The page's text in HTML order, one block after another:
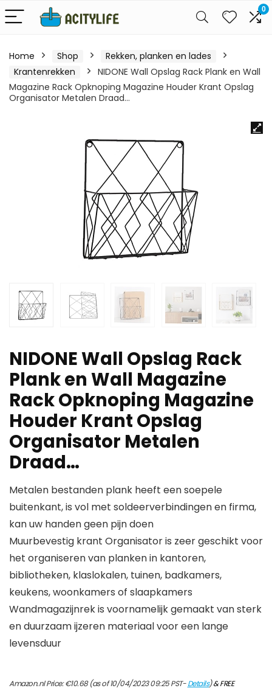
0
Home Shop
Rekken, planken en lades
Krantenrekken
NIDONE Wall Opslag Rack Plank en Wall
Magazine Rack Opknoping Magazine Houder Krant Opslag
Organisator Metalen Draad…
NIDONE Wall Opslag Rack
Plank en Wall Magazine
Rack Opknoping Magazine
Houder Krant Opslag
Organisator Metalen
Draad…
Metalen bestanden plank heeft een soepele
buitenkant, is vol met soldeerverbindingen en firma,
kan uw handen geen pijn doen
Muurbevestig krant Organisator is zeer geschikt voor
het organiseren van planken in kantoren,
bibliotheken, klaslokalen, tuinen, badkamers,
keukens, woonkamers of slaapkamers
Wandmagazijnrek is voornamelijk gemaakt van sterk
en duurzaam ijzeren materiaal voor een lange
levensduur
Amazon.nl Price:€10.68(as of 10/04/2023 09:25 PST-Details)&FREE